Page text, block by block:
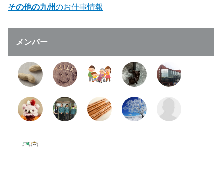
その他の九州のお仕事情報
メンバー